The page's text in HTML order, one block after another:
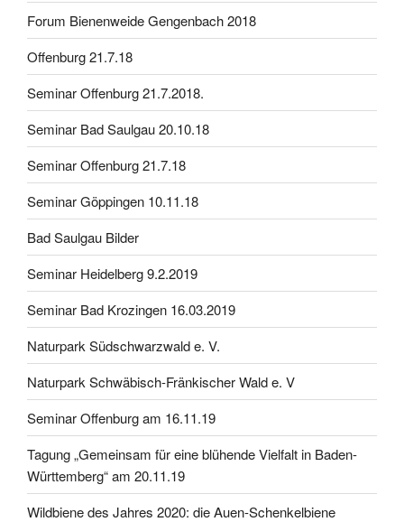
Forum Bienenweide Gengenbach 2018
Offenburg 21.7.18
Seminar Offenburg 21.7.2018.
Seminar Bad Saulgau 20.10.18
Seminar Offenburg 21.7.18
Seminar Göppingen 10.11.18
Bad Saulgau Bilder
Seminar Heidelberg 9.2.2019
Seminar Bad Krozingen 16.03.2019
Naturpark Südschwarzwald e. V.
Naturpark Schwäbisch-Fränkischer Wald e. V
Seminar Offenburg am 16.11.19
Tagung „Gemeinsam für eine blühende Vielfalt in Baden-
Württemberg“ am 20.11.19
Wildbiene des Jahres 2020: die Auen-Schenkelbiene